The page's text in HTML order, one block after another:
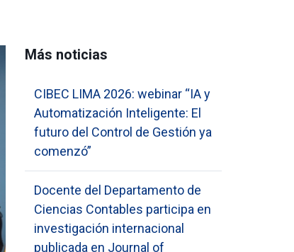
Más noticias
CIBEC LIMA 2026: webinar “IA y
Automatización Inteligente: El
futuro del Control de Gestión ya
comenzó”
Docente del Departamento de
Ciencias Contables participa en
investigación internacional
publicada en Journal of